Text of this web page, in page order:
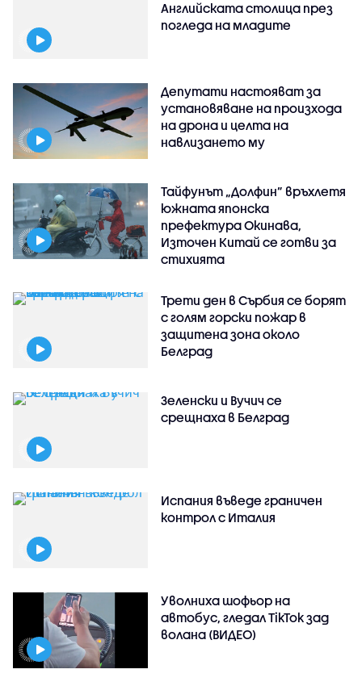
Английската столица през
погледа на младите
Депутати настояват за
установяване на произхода
на дрона и целта на
навлизането му
Тайфунът „Долфин” връхлетя
южната японска
префектура Окинава,
Източен Китай се готви за
стихията
Трети ден в Сърбия се борят
с голям горски пожар в
защитена зона около
Белград
Зеленски и Вучич се
срещнаха в Белград
Испания въведе граничен
контрол с Италия
Уволниха шофьор на
автобус, гледал TikTok зад
волана (ВИДЕО)